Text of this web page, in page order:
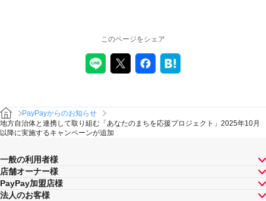
このページをシェア
PayPayからのお知らせ
地方自治体と連携して取り組む「あなたのまちを応援プロジェクト」2025年10月
以降に実施するキャンペーンが追加
一般の利用者様
店舗オーナー様
PayPay加盟店様
法人のお客様